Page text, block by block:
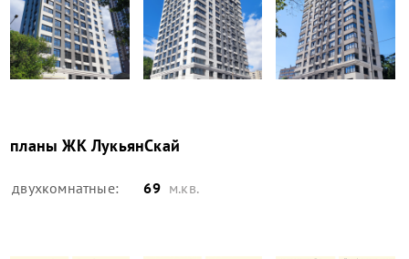
планыЖК ЛукьянСкай
двухкомнатные: 69 м.кв.